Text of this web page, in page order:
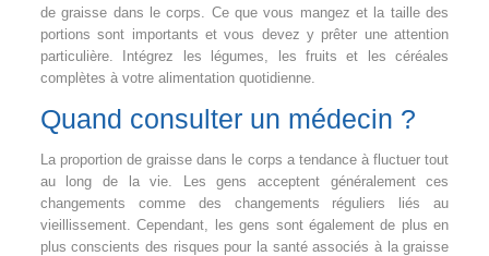
de graisse dans le corps. Ce que vous mangez et la taille des
portions sont importants et vous devez y prêter une attention
particulière. Intégrez les légumes, les fruits et les céréales
complètes à votre alimentation quotidienne.
Quand consulter un médecin ?
La proportion de graisse dans le corps a tendance à fluctuer tout
au long de la vie. Les gens acceptent généralement ces
changements comme des changements réguliers liés au
vieillissement. Cependant, les gens sont également de plus en
plus conscients des risques pour la santé associés à la graisse